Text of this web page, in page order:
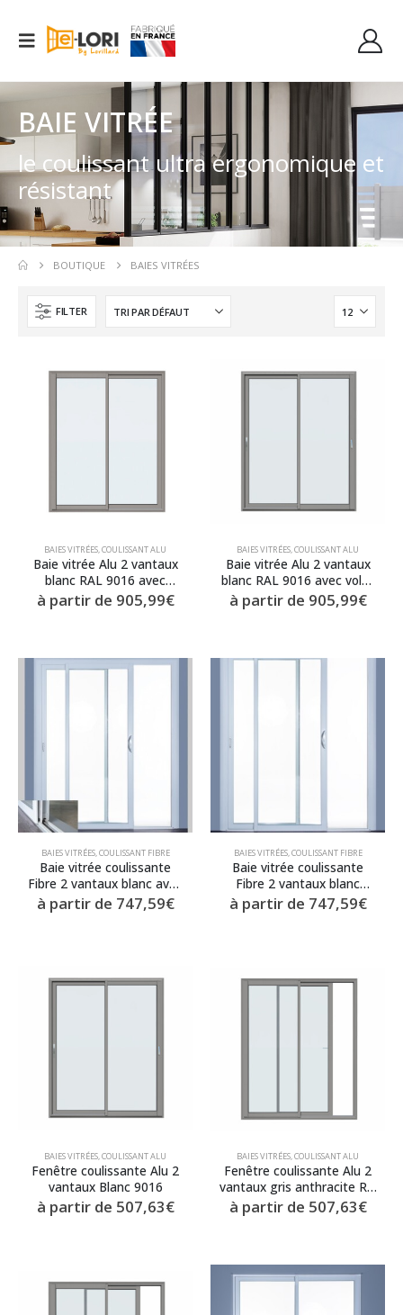
BAIE VITRÉE
le coulissant ultra ergonomique et
résistant
BOUTIQUE BAIES VITRÉES
FILTER
BAIES VITRÉES,COULISSANT ALU
Baie vitrée Alu 2 vantaux
blanc RAL 9016 avec
soubassement plein
à partir de 905,99€
BAIES VITRÉES,COULISSANT ALU
Baie vitrée Alu 2 vantaux
blanc RAL 9016 avec volet
roulant intégré
à partir de 905,99€
BAIES VITRÉES,COULISSANT FIBRE
Baie vitrée coulissante
Fibre 2 vantaux blanc avec
seuil alu plat
à partir de 747,59€
BAIES VITRÉES,COULISSANT FIBRE
Baie vitrée coulissante
Fibre 2 vantaux blanc
vitrage phonique
à partir de 747,59€
BAIES VITRÉES,COULISSANT ALU
Fenêtre coulissante Alu 2
vantaux Blanc 9016
à partir de 507,63€
BAIES VITRÉES,COULISSANT ALU
Fenêtre coulissante Alu 2
vantaux gris anthracite Ral
7016
à partir de 507,63€